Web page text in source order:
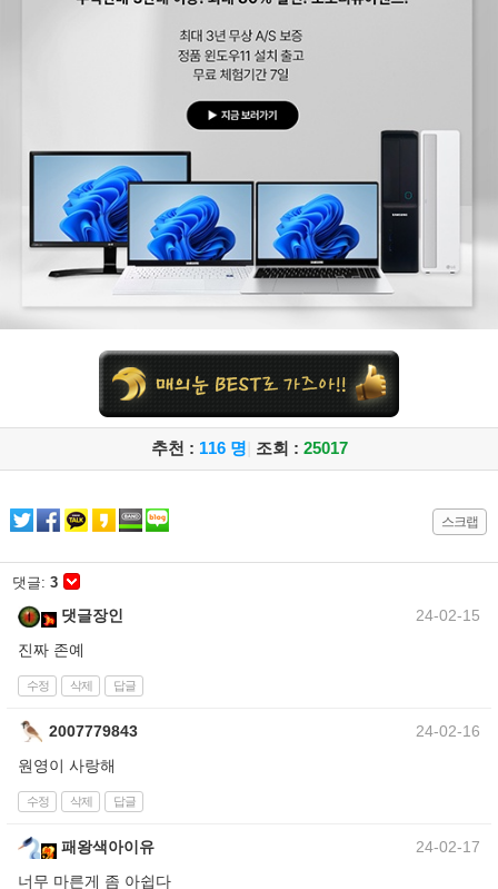
추천 : 116 명 조회 : 25017
스크랩
댓글: 3
댓글장인
24-02-15
진짜 존예
수정 삭제 답글
2007779843
24-02-16
원영이 사랑해
수정 삭제 답글
패왕색아이유
24-02-17
너무 마른게 좀 아쉽다